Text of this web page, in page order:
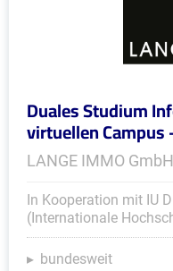
Duales Studium
virtuellen Campus
LANGE IMMO GmbH
In Kooperation mit IU
(Internationale
bundesweit